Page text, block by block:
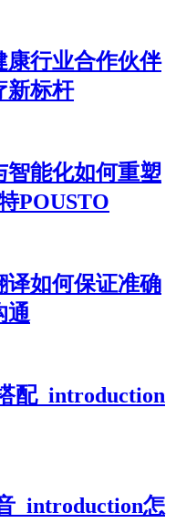
康行业合作伙伴
新标杆
智能化如何重塑
POUSTO
译如何保证准确
通
配_introduction
_introduction怎